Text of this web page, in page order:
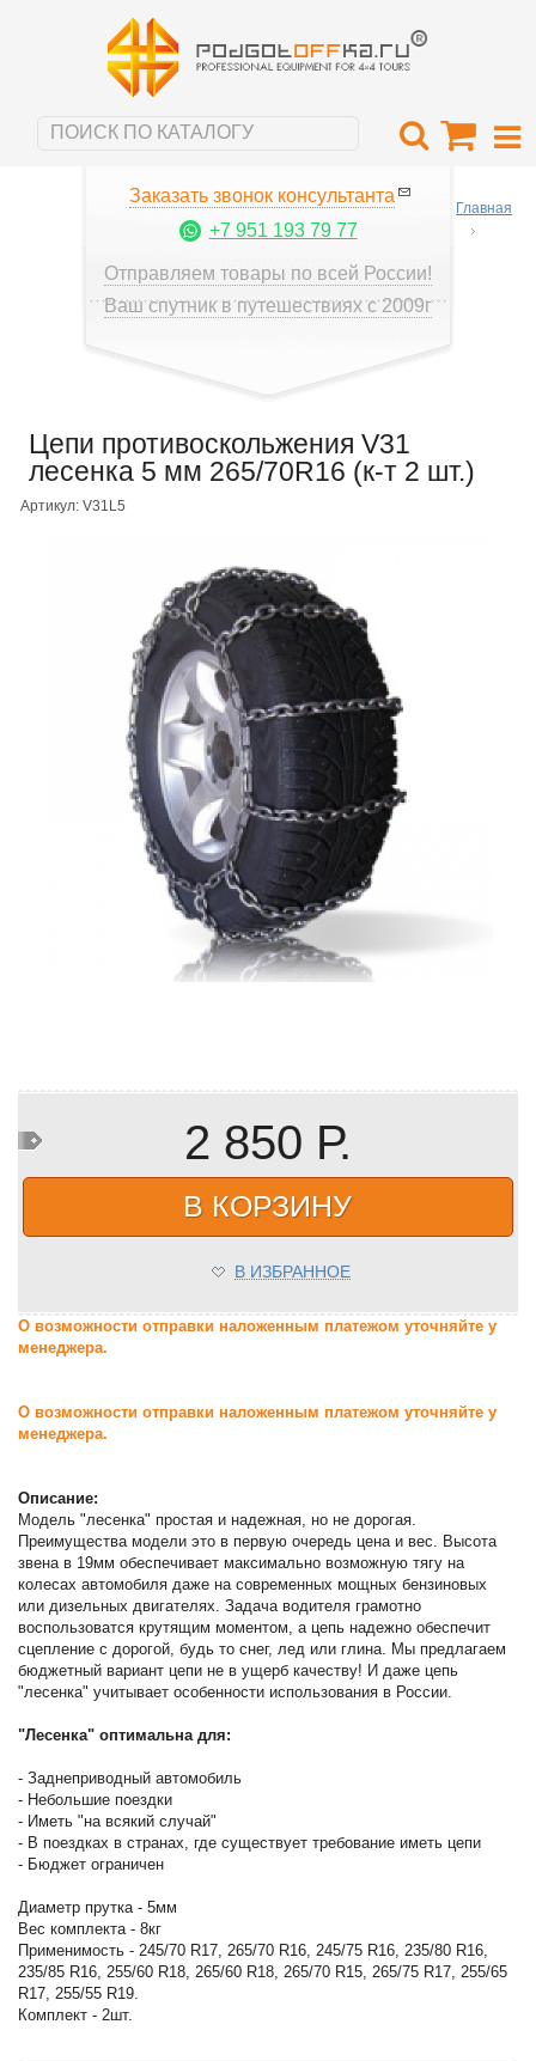
Заказать звонок консультанта
+7 951 193 79 77
Отправляем товары по всей России!
Ваш спутник в путешествиях с 2009г
Главная
Цепи противоскольжения V31
лесенка 5 мм 265/70R16 (к-т 2 шт.)
Артикул: V31L5
2 850 Р.
В КОРЗИНУ
В ИЗБРАННОЕ
О возможности отправки наложенным платежом уточняйте у
менеджера.
О возможности отправки наложенным платежом уточняйте у
менеджера.
Описание:
Модель "лесенка" простая и надежная, но не дорогая.
Преимущества модели это в первую очередь цена и вес. Высота
звена в 19мм обеспечивает максимально возможную тягу на
колесах автомобиля даже на современных мощных бензиновых
или дизельных двигателях. Задача водителя грамотно
воспользоватся крутящим моментом, а цепь надежно обеспечит
сцепление с дорогой, будь то снег, лед или глина. Мы предлагаем
бюджетный вариант цепи не в ущерб качеству! И даже цепь
"лесенка" учитывает особенности использования в России.
"Лесенка" оптимальна для:
- Заднеприводный автомобиль
- Небольшие поездки
- Иметь "на всякий случай"
- В поездках в странах, где существует требование иметь цепи
- Бюджет ограничен
Диaметр пруткa - 5мм
Вес комплекта - 8кг
Применимость - 245/70 R17, 265/70 R16, 245/75 R16, 235/80 R16,
235/85 R16, 255/60 R18, 265/60 R18, 265/70 R15, 265/75 R17, 255/65
R17, 255/55 R19.
Комплект - 2шт.